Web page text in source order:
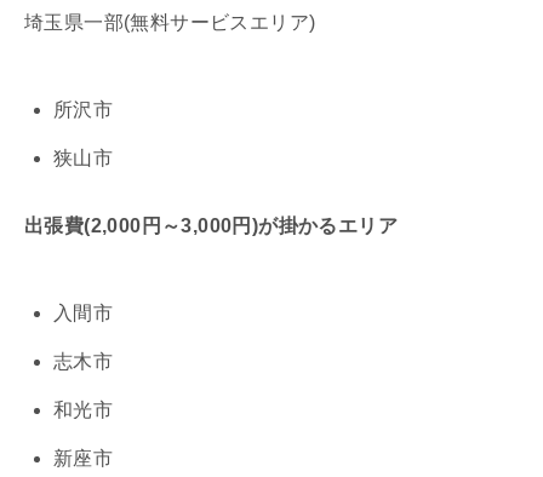
埼玉県一部(無料サービスエリア)
所沢市
狭山市
出張費(2,000円～3,000円)が掛かるエリア
入間市
志木市
和光市
新座市